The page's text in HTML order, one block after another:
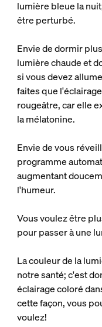
lumière bleue la
être perturbé.
Envie de dormir
lumière chaude et
si vous devez
faites que
rougeâtre, car elle
la mélatonine.
Envie de vous
programme
augmentant
l'humeur.
Vous voulez être
pour passer à une
La couleur de la
notre santé; c'est
éclairage coloré
cette façon, vous
voulez!